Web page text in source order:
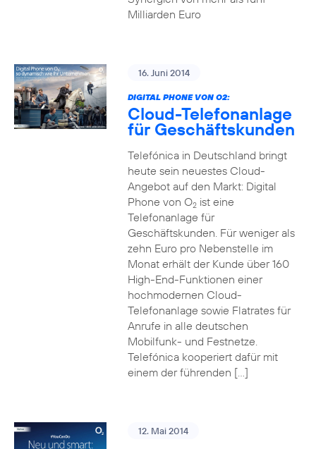
Milliarden Euro
16. Juni 2014
DIGITAL PHONE VON O2:
Cloud-Telefonanlage
für Geschäftskunden
Telefónica in Deutschland bringt
heute sein neuestes Cloud-
Angebot auf den Markt: Digital
Phone von O2ist eine
Telefonanlage für
Geschäftskunden. Für weniger als
zehn Euro pro Nebenstelle im
Monat erhält der Kunde über 160
High-End-Funktionen einer
hochmodernen Cloud-
Telefonanlage sowie Flatrates für
Anrufe in alle deutschen
Mobilfunk- und Festnetze.
Telefónica kooperiert dafür mit
einem der führenden […]
12. Mai 2014